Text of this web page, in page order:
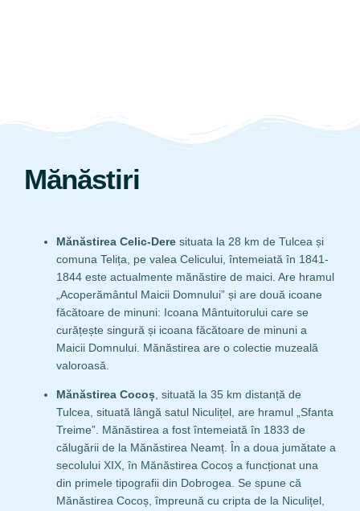
Mănăstiri
Mănăstirea Celic-Dere situata la 28 km de Tulcea și
comuna Telița, pe valea Celicului, întemeiată în 1841-
1844 este actualmente mănăstire de maici. Are hramul
„Acoperământul Maicii Domnului” și are două icoane
făcătoare de minuni: Icoana Mântuitorului care se
curățește singură și icoana făcătoare de minuni a
Maicii Domnului. Mănăstirea are o colectie muzeală
valoroasă.
Mănăstirea Cocoș , situată la 35 km distanță de
Tulcea, situată lângă satul Niculițel, are hramul „Sfanta
Treime”. Mănăstirea a fost întemeiată în 1833 de
călugării de la Mănăstirea Neamț. În a doua jumătate a
secolului XIX, în Mănăstirea Cocoș a funcționat una
din primele tipografii din Dobrogea. Se spune că
Mănăstirea Cocoș, împreună cu cripta de la Niculițel,